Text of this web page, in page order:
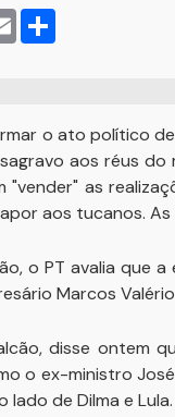
Email
o ato político
aos réus
as
aos tucanos.
o PT avalia que
Marcos
disse ontem
o ex-ministro
de Dilma e Lula.